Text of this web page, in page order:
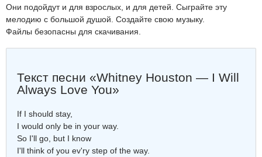
Они подойдут и для взрослых, и для детей. Сыграйте эту
мелодию с большой душой. Создайте свою музыку.
Файлы безопасны для скачивания.
Текст песни «Whitney Houston — I Will
Always Love You»
If I should stay,
I would only be in your way.
So I'll go, but I know
I'll think of you ev'ry step of the way.